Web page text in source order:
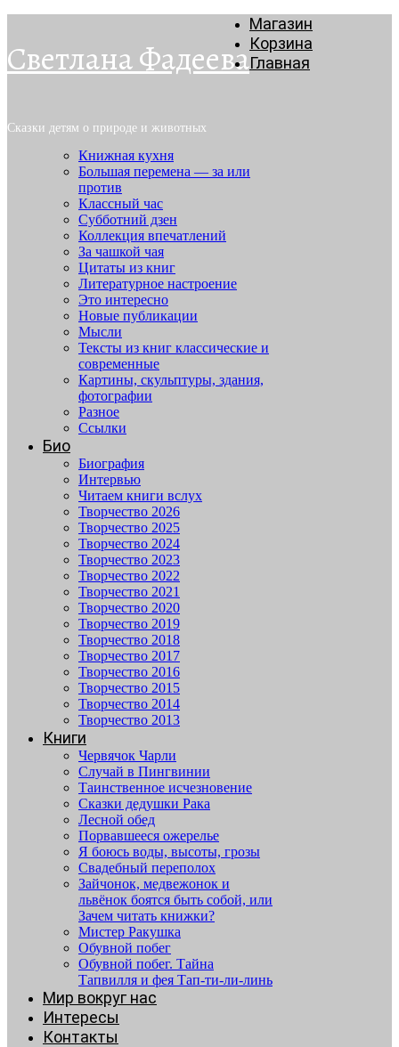
Светлана Фадеева
Сказки детям о природе и животных
Магазин
Корзина
Главная
Книжная кухня
Большая перемена — за или
против
Классный час
Субботний дзен
Коллекция впечатлений
За чашкой чая
Цитаты из книг
Литературное настроение
Это интересно
Новые публикации
Мысли
Тексты из книг классические и
современные
Картины, скульптуры, здания,
фотографии
Разное
Ссылки
Био
Биография
Интервью
Читаем книги вслух
Творчество 2026
Творчество 2025
Творчество 2024
Творчество 2023
Творчество 2022
Творчество 2021
Творчество 2020
Творчество 2019
Творчество 2018
Творчество 2017
Творчество 2016
Творчество 2015
Творчество 2014
Творчество 2013
Книги
Червячок Чарли
Случай в Пингвинии
Таинственное исчезновение
Сказки дедушки Рака
Лесной обед
Порвавшееся ожерелье
Я боюсь воды, высоты, грозы
Свадебный переполох
Зайчонок, медвежонок и
львёнок боятся быть собой, или
Зачем читать книжки?
Мистер Ракушка
Обувной побег
Обувной побег. Тайна
Тапвилля и фея Тап-ти-ли-линь
Мир вокруг нас
Интересы
Контакты